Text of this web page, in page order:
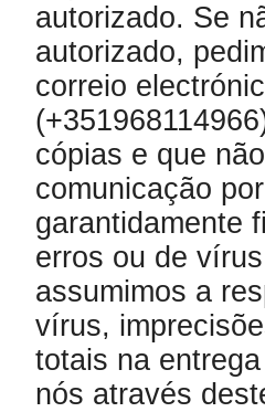
autorizado. Se
autorizado,
correio
cópias e que
comunicação
garantidamente
erros ou de
assumimos a
vírus,
totais na
nós através